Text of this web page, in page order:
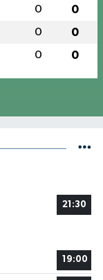
0 0
0 0
0 0
21:30
19:00